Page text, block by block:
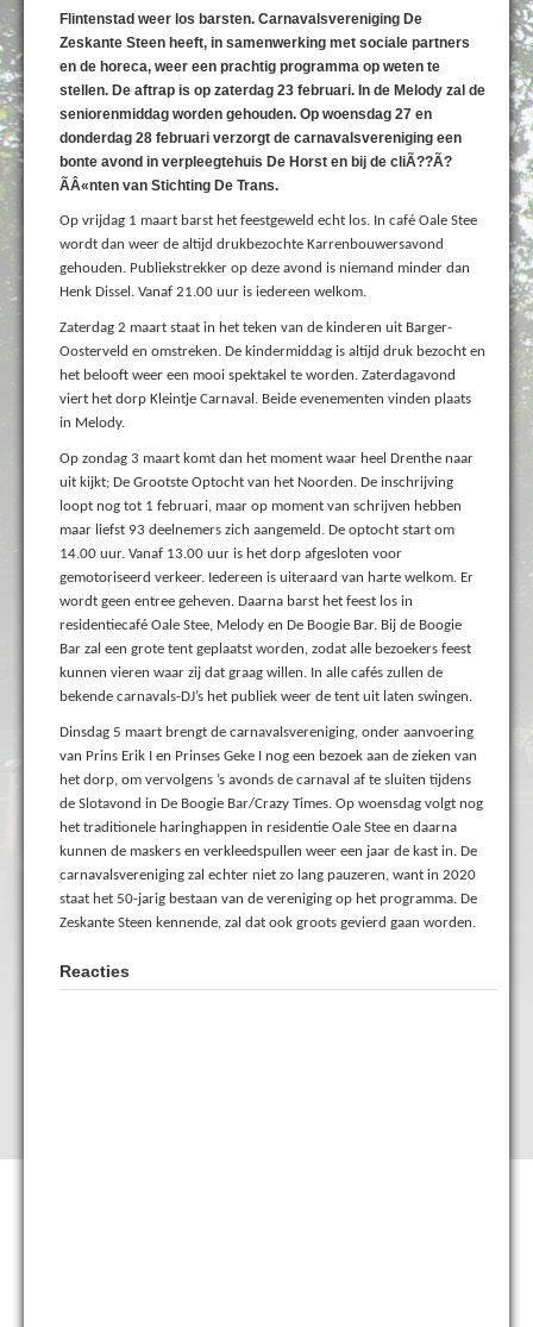
Flintenstad weer los barsten. Carnavalsvereniging De
Zeskante Steen heeft, in samenwerking met sociale partners
en de horeca, weer een prachtig programma op weten te
stellen. De aftrap is op zaterdag 23 februari. In de Melody zal de
seniorenmiddag worden gehouden. Op woensdag 27 en
donderdag 28 februari verzorgt de carnavalsvereniging een
bonte avond in verpleegtehuis De Horst en bij de cliÃ??Ã?
ÃÂ«nten van Stichting De Trans.
Op vrijdag 1 maart barst het feestgeweld echt los. In café Oale Stee
wordt dan weer de altijd drukbezochte Karrenbouwersavond
gehouden. Publiekstrekker op deze avond is niemand minder dan
Henk Dissel. Vanaf 21.00 uur is iedereen welkom.
Zaterdag 2 maart staat in het teken van de kinderen uit Barger-
Oosterveld en omstreken. De kindermiddag is altijd druk bezocht en
het belooft weer een mooi spektakel te worden. Zaterdagavond
viert het dorp Kleintje Carnaval. Beide evenementen vinden plaats
in Melody.
Op zondag 3 maart komt dan het moment waar heel Drenthe naar
uit kijkt; De Grootste Optocht van het Noorden. De inschrijving
loopt nog tot 1 februari, maar op moment van schrijven hebben
maar liefst 93 deelnemers zich aangemeld. De optocht start om
14.00 uur. Vanaf 13.00 uur is het dorp afgesloten voor
gemotoriseerd verkeer. Iedereen is uiteraard van harte welkom. Er
wordt geen entree geheven. Daarna barst het feest los in
residentiecafé Oale Stee, Melody en De Boogie Bar. Bij de Boogie
Bar zal een grote tent geplaatst worden, zodat alle bezoekers feest
kunnen vieren waar zij dat graag willen. In alle cafés zullen de
bekende carnavals-DJ’s het publiek weer de tent uit laten swingen.
Dinsdag 5 maart brengt de carnavalsvereniging, onder aanvoering
van Prins Erik I en Prinses Geke I nog een bezoek aan de zieken van
het dorp, om vervolgens ’s avonds de carnaval af te sluiten tijdens
de Slotavond in De Boogie Bar/Crazy Times. Op woensdag volgt nog
het traditionele haringhappen in residentie Oale Stee en daarna
kunnen de maskers en verkleedspullen weer een jaar de kast in. De
carnavalsvereniging zal echter niet zo lang pauzeren, want in 2020
staat het 50-jarig bestaan van de vereniging op het programma. De
Zeskante Steen kennende, zal dat ook groots gevierd gaan worden.
Reacties